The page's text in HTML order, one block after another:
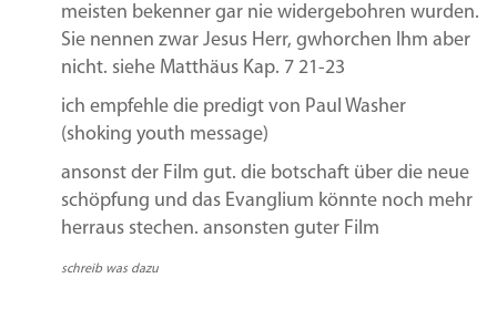
meisten bekenner gar nie widergebohren wurden.
Sie nennen zwar Jesus Herr, gwhorchen Ihm aber
nicht. siehe Matthäus Kap. 7 21-23
ich empfehle die predigt von Paul Washer
(shoking youth message)
ansonst der Film gut. die botschaft über die neue
schöpfung und das Evanglium könnte noch mehr
herraus stechen. ansonsten guter Film
schreib was dazu